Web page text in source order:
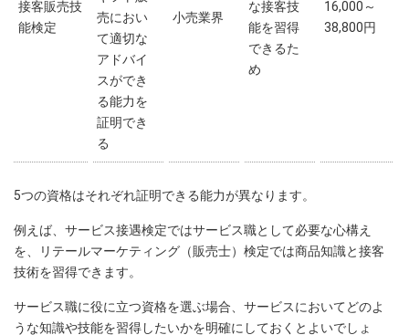
接客販売技
能検定
売におい
て適切な
アドバイ
スができ
る能力を
証明でき
る
小売業界
な接客技
能を習得
できるた
め
16,000～
38,800円
5つの資格はそれぞれ証明できる能力が異なります。
例えば、サービス接遇検定ではサービス職として必要な心構え
を、リテールマーケティング（販売士）検定では商品知識と接客
技術を習得できます。
サービス職に役に立つ資格を選ぶ場合、サービスにおいてどのよ
うな知識や技能を習得したいかを明確にしておくとよいでしょ